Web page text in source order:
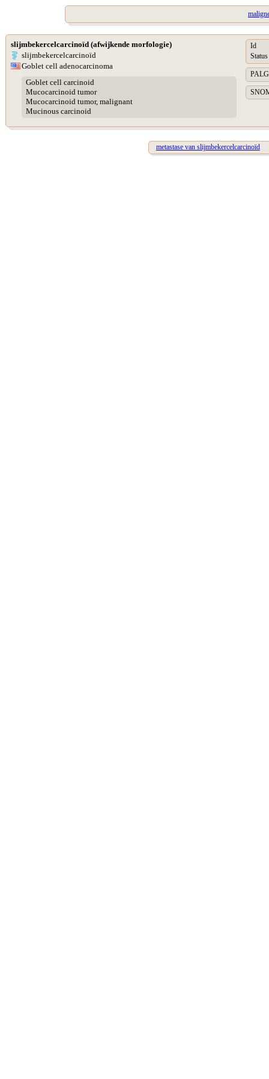
slijmbekercelcarcinoïd (afwijkende morfologie)
slijmbekercelcarcinoïd
Goblet cell adenocarcinoma
Goblet cell carcinoid
Mucocarcinoid tumor
Mucocarcinoid tumor, malignant
Mucinous carcinoid
Id
Status
metastase van slijmbekercelcarcinoïd